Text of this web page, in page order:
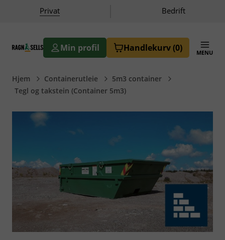
Privat Bedrift
Ragn-Sells AS
Min profil Handlekurv(0) MENU
Hjem Containerutleie
5m3 container
Tegl og takstein (Container 5m3)